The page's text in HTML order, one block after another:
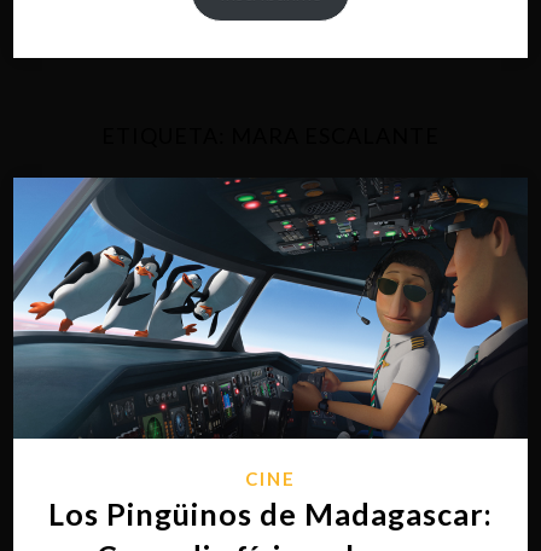
CINE
Los Pingüinos de Madagascar: